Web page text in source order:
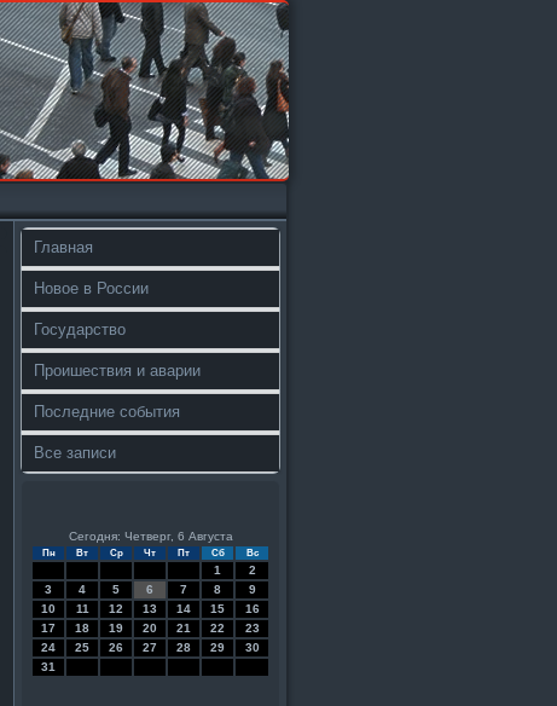
Главная
Новое в России
Государство
Проишествия и аварии
Последние события
Все записи
Сегодня: Четверг, 6 Августа
Пн Вт Ср Чт Пт Сб Вс
1
2
3
4 5 6 7 8
9
10
11 12 13 14 15
16
17
18 19 20 21 22
23
24
25 26 27 28 29
30
31